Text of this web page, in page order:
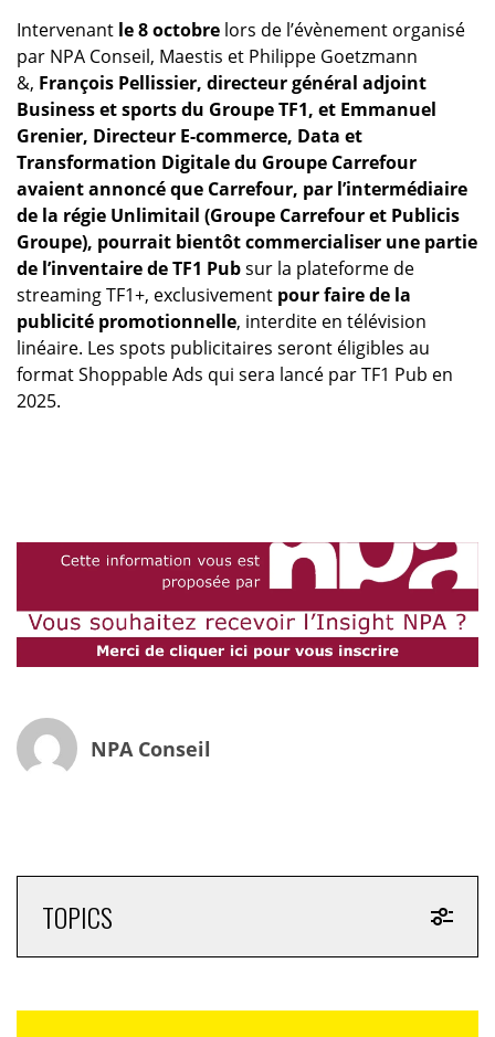
Intervenant le 8 octobrelors de l’évènement organisé
par NPA Conseil, Maestis et Philippe Goetzmann
&, François Pellissier, directeur général adjoint
Business et sports du Groupe TF1, et Emmanuel
Grenier, Directeur E-commerce, Data et
Transformation Digitale du Groupe Carrefour
avaient annoncé que Carrefour, par l’intermédiaire
de la régie Unlimitail (Groupe Carrefour et Publicis
Groupe), pourrait bientôt commercialiser une partie
de l’inventaire de TF1 Pubsur la plateforme de
streaming TF1+, exclusivement pour faire de la
publicité promotionnelle, interdite en télévision
linéaire. Les spots publicitaires seront éligibles au
format Shoppable Ads qui sera lancé par TF1 Pub en
2025.
NPA Conseil
TOPICS